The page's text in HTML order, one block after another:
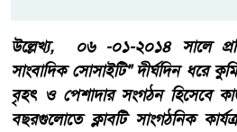
উল্লেখ্য, ০৬ -০১-২০১৪ সালে
সাংবাদিক সোসাইটি" দীর্ঘদিন ধরে
বৃহৎ ও পেশাদার সংগঠন হিসেবে
বছরগুলোতে ক্লাবটি সাংগঠনিক